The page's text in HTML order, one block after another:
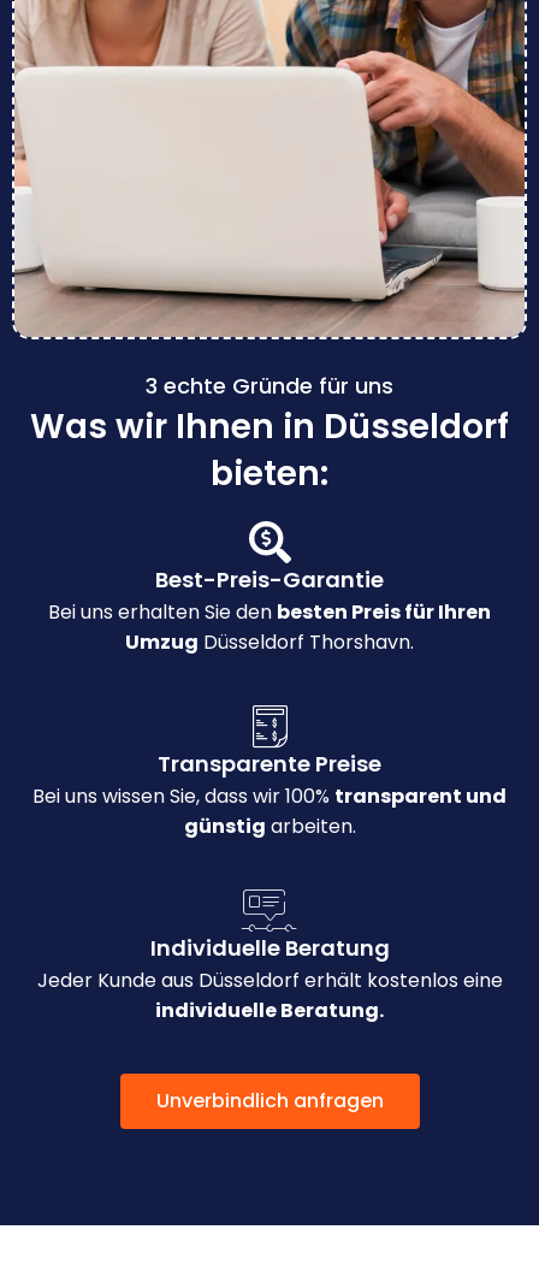
3 echte Gründe für uns
Was wir Ihnen in Düsseldorf
bieten:
Best-Preis-Garantie
Bei uns erhalten Sie den besten Preis für Ihren
Umzug Düsseldorf Thorshavn.
Transparente Preise
Bei uns wissen Sie, dass wir 100% transparent und
günstig arbeiten.
Individuelle Beratung
Jeder Kunde aus Düsseldorf erhält kostenlos eine
individuelle Beratung.
Unverbindlich anfragen